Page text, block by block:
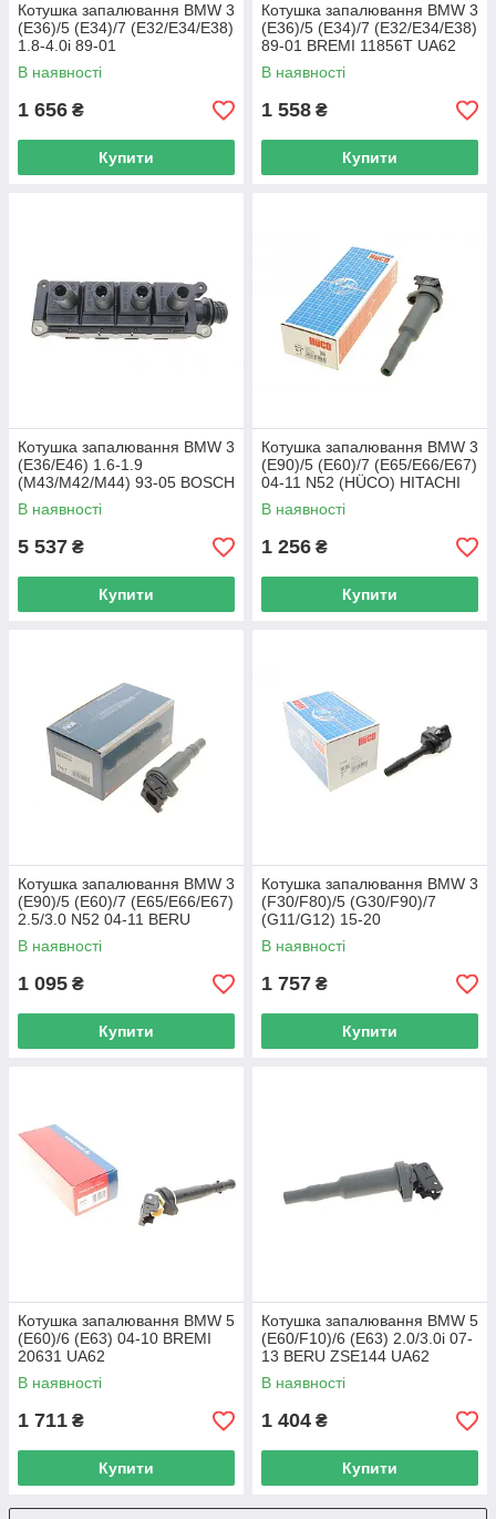
Котушка запалювання BMW 3
(E36)/5 (E34)/7 (E32/E34/E38)
1.8-4.0i 89-01
M20/M30/M50/M60/M70
(HÜCO) 133811 UA62
В наявності
1 656 ₴
Купити
Котушка запалювання BMW 3
(E36)/5 (E34)/7 (E32/E34/E38)
89-01 BREMI 11856T UA62
В наявності
1 558 ₴
Купити
Котушка запалювання BMW 3
(E36/E46) 1.6-1.9
(M43/M42/M44) 93-05 BOSCH
0 221 503 489 UA62
В наявності
5 537 ₴
Купити
Котушка запалювання BMW 3
(E90)/5 (E60)/7 (E65/E66/E67)
04-11 N52 (HÜCO) HITACHI
134047 UA62
В наявності
1 256 ₴
Купити
Котушка запалювання BMW 3
(E90)/5 (E60)/7 (E65/E66/E67)
2.5/3.0 N52 04-11 BERU
ZSE145 UA62
В наявності
1 095 ₴
Купити
Котушка запалювання BMW 3
(F30/F80)/5 (G30/F90)/7
(G11/G12) 15-20
B38/B46/B48/B58 (HÜCO)
HITACHI 134090 UA62
В наявності
1 757 ₴
Купити
Котушка запалювання BMW 5
(E60)/6 (E63) 04-10 BREMI
20631 UA62
В наявності
1 711 ₴
Купити
Котушка запалювання BMW 5
(E60/F10)/6 (E63) 2.0/3.0i 07-
13 BERU ZSE144 UA62
В наявності
1 404 ₴
Купити